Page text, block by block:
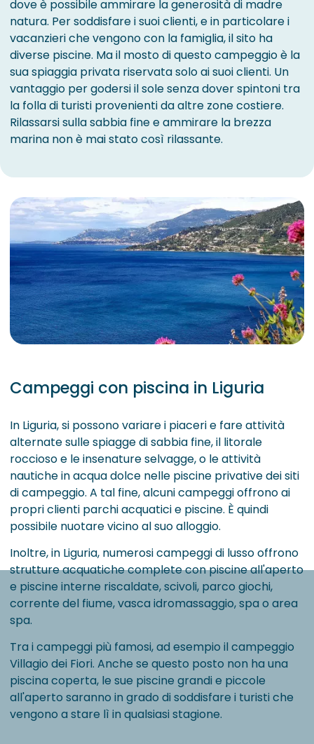
dove è possibile ammirare la generosità di madre
natura. Per soddisfare i suoi clienti, e in particolare i
vacanzieri che vengono con la famiglia, il sito ha
diverse piscine. Ma il mosto di questo campeggio è la
sua spiaggia privata riservata solo ai suoi clienti. Un
vantaggio per godersi il sole senza dover spintoni tra
la folla di turisti provenienti da altre zone costiere.
Rilassarsi sulla sabbia fine e ammirare la brezza
marina non è mai stato così rilassante.
Campeggi con piscina in Liguria
In Liguria, si possono variare i piaceri e fare attività
alternate sulle spiagge di sabbia fine, il litorale
roccioso e le insenature selvagge, o le attività
nautiche in acqua dolce nelle piscine privative dei siti
di campeggio. A tal fine, alcuni campeggi offrono ai
propri clienti parchi acquatici e piscine. È quindi
possibile nuotare vicino al suo alloggio.
Inoltre, in Liguria, numerosi campeggi di lusso offrono
strutture acquatiche complete con piscine all'aperto
e piscine interne riscaldate, scivoli, parco giochi,
corrente del fiume, vasca idromassaggio, spa o area
spa.
Tra i campeggi più famosi, ad esempio il campeggio
Villagio dei Fiori. Anche se questo posto non ha una
piscina coperta, le sue piscine grandi e piccole
all'aperto saranno in grado di soddisfare i turisti che
vengono a stare lì in qualsiasi stagione.